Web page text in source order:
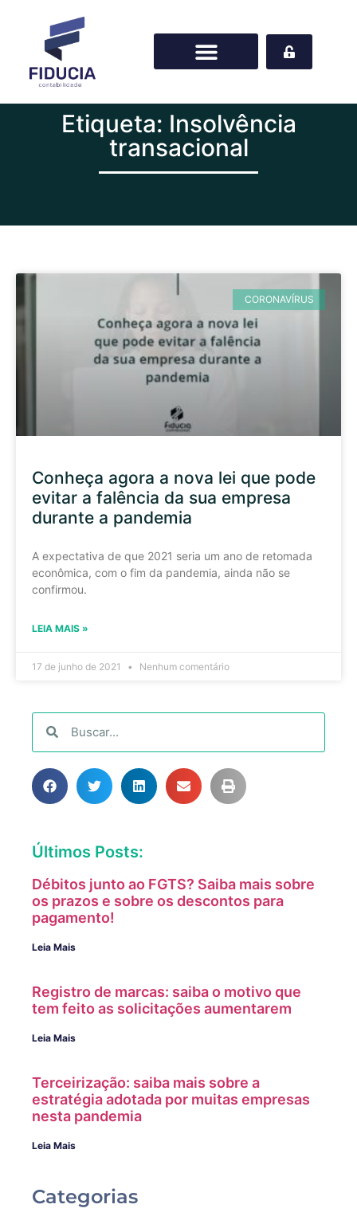
Etiqueta: Insolvência
transacional
CORONAVÍRUS
Conheça agora a nova lei que pode
evitar a falência da sua empresa
durante a pandemia
A expectativa de que 2021 seria um ano de retomada
econômica, com o fim da pandemia, ainda não se
confirmou.
LEIA MAIS »
17 de junho de 2021 Nenhum comentário
Últimos Posts:
Débitos junto ao FGTS? Saiba mais sobre
os prazos e sobre os descontos para
pagamento!
Leia Mais
Registro de marcas: saiba o motivo que
tem feito as solicitações aumentarem
Leia Mais
Terceirização: saiba mais sobre a
estratégia adotada por muitas empresas
nesta pandemia
Leia Mais
Categorias